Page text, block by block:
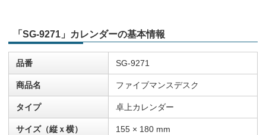
「SG-9271」カレンダーの基本情報
品番 SG-9271
商品名 ファイブマンスデスク
タイプ 卓上カレンダー
サイズ（縦ｘ横） 155 × 180 mm